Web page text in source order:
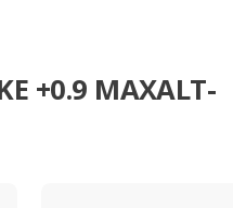
+0.9 MAXALT-